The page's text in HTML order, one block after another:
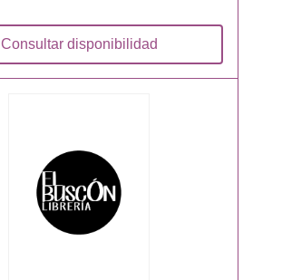
Consultar disponibilidad